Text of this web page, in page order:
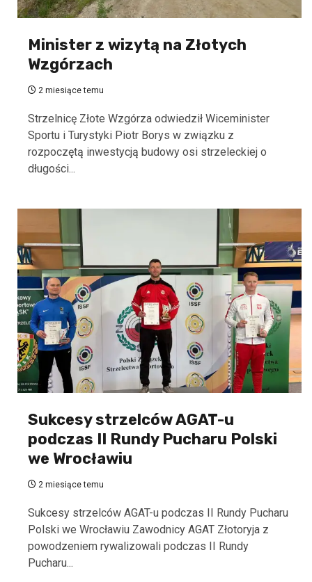
Minister z wizytą na Złotych
Wzgórzach
2 miesiące temu
Strzelnicę Złote Wzgórza odwiedził Wiceminister
Sportu i Turystyki Piotr Borys w związku z
rozpoczętą inwestycją budowy osi strzeleckiej o
długości...
Sukcesy strzelców AGAT-u
podczas II Rundy Pucharu Polski
we Wrocławiu
2 miesiące temu
Sukcesy strzelców AGAT-u podczas II Rundy Pucharu
Polski we Wrocławiu Zawodnicy AGAT Złotoryja z
powodzeniem rywalizowali podczas II Rundy
Pucharu...